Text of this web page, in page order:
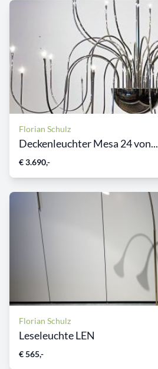
Florian Schulz
Deckenleuchter Mesa 24 von...
€ 3.690,-
Florian Schulz
Leseleuchte LEN
€ 565,-